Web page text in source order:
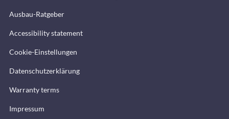
Ausbau-Ratgeber
Accessibility statement
Cookie-Einstellungen
Datenschutzerklärung
Warranty terms
Impressum